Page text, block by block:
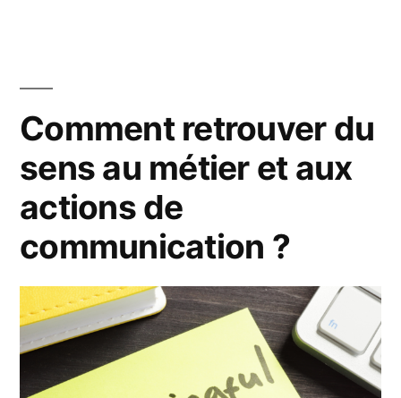
Comment retrouver du
sens au métier et aux
actions de
communication ?